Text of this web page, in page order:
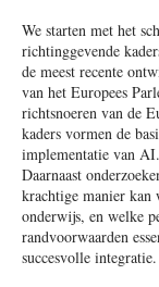
We starten met het
richtinggevende
de meest recente
van het Europees
richtsnoeren van de
kaders vormen de
implementatie van AI.
Daarnaast
krachtige manier kan
onderwijs, en welke
randvoorwaarden
succesvolle integratie.